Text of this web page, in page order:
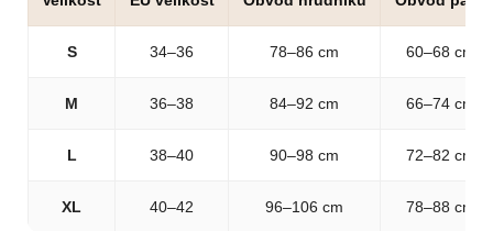
S 34–36 78–86 cm 60–68 cm
M 36–38 84–92 cm 66–74 cm
L 38–40 90–98 cm 72–82 cm
XL 40–42 96–106 cm 78–88 cm